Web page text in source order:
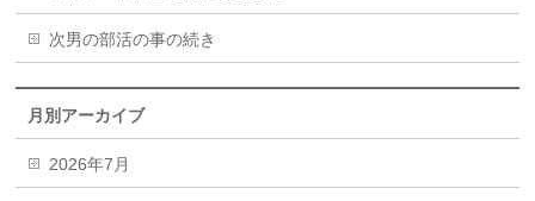
次男の部活の事の続き
月別アーカイブ
2026年7月